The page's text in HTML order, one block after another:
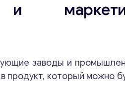
с вами в
и
заводы и
продукт, который можно